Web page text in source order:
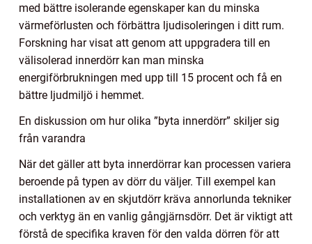
med bättre isolerande egenskaper kan du minska
värmeförlusten och förbättra ljudisoleringen i ditt rum.
Forskning har visat att genom att uppgradera till en
välisolerad innerdörr kan man minska
energiförbrukningen med upp till 15 procent och få en
bättre ljudmiljö i hemmet.
En diskussion om hur olika ”byta innerdörr” skiljer sig
från varandra
När det gäller att byta innerdörrar kan processen variera
beroende på typen av dörr du väljer. Till exempel kan
installationen av en skjutdörr kräva annorlunda tekniker
och verktyg än en vanlig gångjärnsdörr. Det är viktigt att
förstå de specifika kraven för den valda dörren för att